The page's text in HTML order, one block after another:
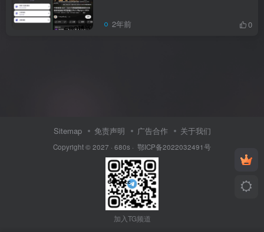
2年前 0
Sitemap 免责声明 广告合作 关于我们
Copyright © 2027 · 680s · 鄂ICP备2022032491号
加入TG频道